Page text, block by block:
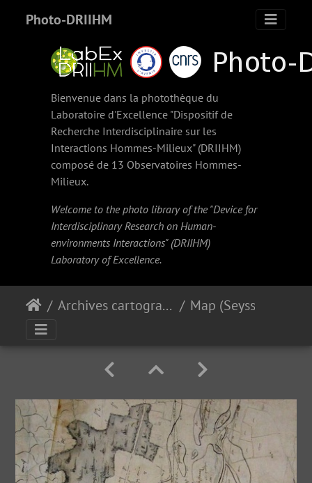
Photo-DRIIHM
Bienvenue dans la photothèque du
Laboratoire d'Excellence "Dispositif de
Recherche Interdisciplinaire sur les
Interactions Hommes-Milieux" (DRIIHM)
composé de 13 Observatoires Hommes-
Milieux.
Welcome to the photo library of the "Device for
Interdisciplinary Research on Human-
environments Interactions" (DRIIHM)
Laboratory of Excellence.
Archives cartographiques et topographiques